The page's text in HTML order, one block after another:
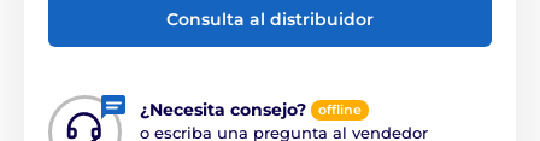
Consulta al distribuidor
¿Necesita consejo? offline
o escriba una pregunta al vendedor